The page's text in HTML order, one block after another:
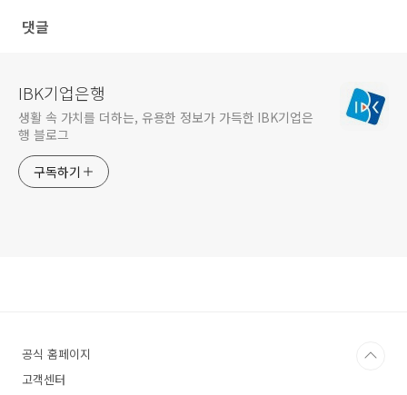
댓글
IBK기업은행
생활 속 가치를 더하는, 유용한 정보가 가득한 IBK기업은
행 블로그
구독하기
공식 홈페이지
고객센터